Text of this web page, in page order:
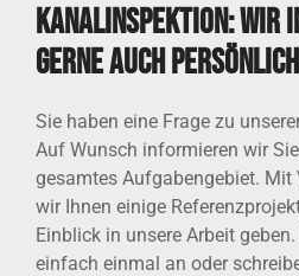
Kanalinspektion: Wir
gerne auch
Sie haben eine Frage zu
Auf Wunsch informieren wir
gesamtes Aufgabengebiet. Mit
wir Ihnen einige
Einblick in unsere Arbeit
einfach einmal an oder